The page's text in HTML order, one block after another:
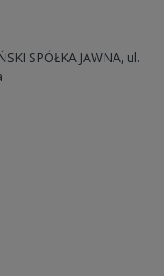
SPÓŁKA JAWNA, ul.